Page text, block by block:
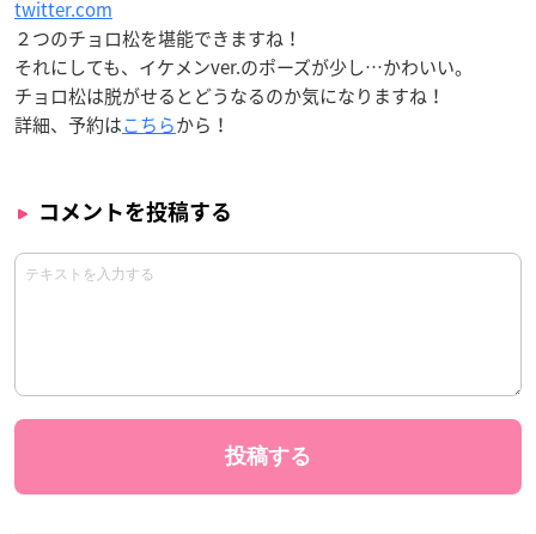
twitter.com
２つのチョロ松を堪能できますね！
それにしても、イケメンver.のポーズが少し…かわいい。
チョロ松は脱がせるとどうなるのか気になりますね！
詳細、予約はこちらから！
コメントを投稿する